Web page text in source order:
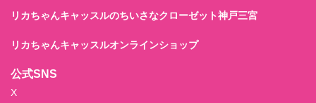
リカちゃんキャッスルのちいさなクローゼット神戸三宮
リカちゃんキャッスルオンラインショップ
公式SNS
X